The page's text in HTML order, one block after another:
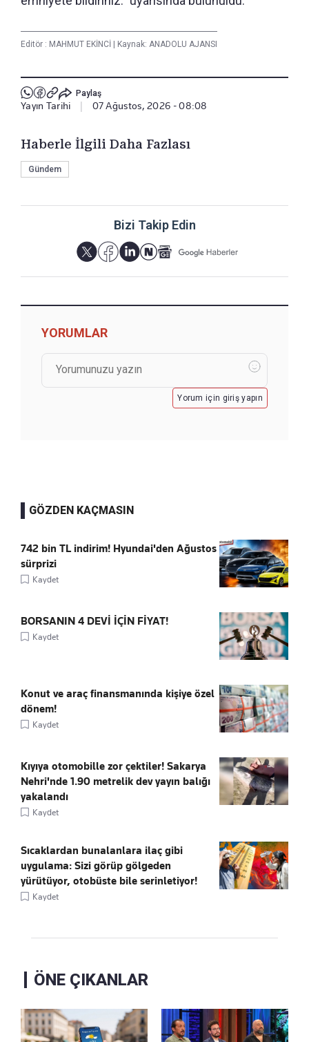
Editör : MAHMUT EKİNCİ | Kaynak: ANADOLU AJANSI
Paylaş
Yayın Tarihi 07 Ağustos, 2026 - 08:08
Haberle İlgili Daha Fazlası
Gündem
Bizi Takip Edin
YORUMLAR
Yorum için giriş yapın
GÖZDEN KAÇMASIN
742 bin TL indirim! Hyundai'den Ağustos
sürprizi
Kaydet
BORSANIN 4 DEVİ İÇİN FİYAT!
Kaydet
Konut ve araç finansmanında kişiye özel
dönem!
Kaydet
Kıyıya otomobille zor çektiler! Sakarya
Nehri'nde 1.90 metrelik dev yayın balığı
yakalandı
Kaydet
Sıcaklardan bunalanlara ilaç gibi
uygulama: Sizi görüp gölgeden
yürütüyor, otobüste bile serinletiyor!
Kaydet
ÖNE ÇIKANLAR